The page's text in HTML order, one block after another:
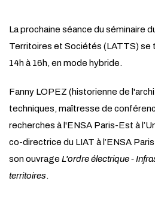
La prochaine séance du séminaire
Territoires et Sociétés (LATTS) se
14h à 16h, en mode hybride.
Fanny LOPEZ (historienne de
techniques, maîtresse de
recherches à l'ENSA Paris-Est à
co-directrice du LIAT à l’ENSA
son ouvrage L'ordre électrique -
territoires.